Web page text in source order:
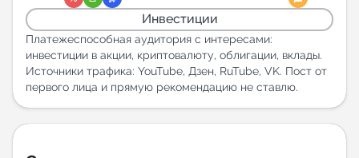
Горящие предложения
Индекс читаемости каналов в Telegram
New
Инвестиции
Платежеспособная аудитория с интересами:
инвестиции в акции, криптовалюту, облигации, вклады.
Источники трафика: YouTube, Дзен, RuTube, VK. Пост от
первого лица и прямую рекомендацию не ставлю.